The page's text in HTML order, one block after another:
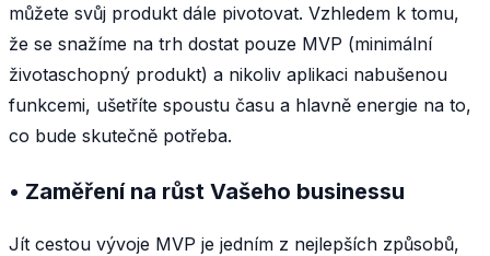
můžete svůj produkt dále pivotovat. Vzhledem k tomu,
že se snažíme na trh dostat pouze MVP (minimální
životaschopný produkt) a nikoliv aplikaci nabušenou
funkcemi, ušetříte spoustu času a hlavně energie na to,
co bude skutečně potřeba.
• Zaměření na růst Vašeho businessu
Jít cestou vývoje MVP je jedním z nejlepších způsobů,